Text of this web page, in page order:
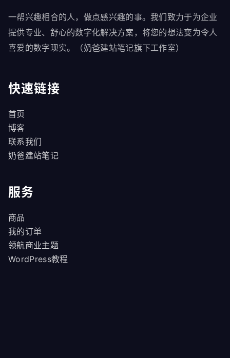
一帮兴趣相合的人，做点感兴趣的事。我们致力于为企业
提供专业、舒心的数字化解决方案，将您的想法变为令人
喜爱的数字现实。（奶爸建站笔记旗下工作室）
快速链接
首页
博客
联系我们
奶爸建站笔记
服务
商品
我的订单
领航商业主题
WordPress教程